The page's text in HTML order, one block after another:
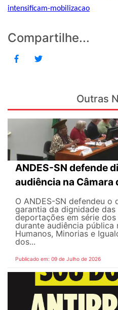
intensificam-mobilizacao
Compartilhe...
Outras
ANDES-SN defende
audiência na Câmara
O ANDES-SN defendeu o
garantia da dignidade
deportações em série
durante audiência pública
Humanos, Minorias e
dos...
Publicado em: 09 de Julho de 2026